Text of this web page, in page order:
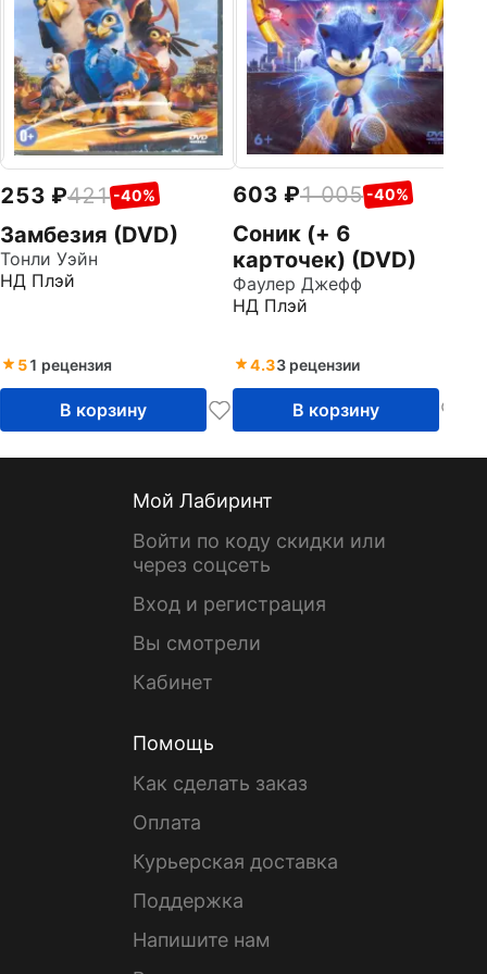
253 421 -40%
Замбезия (DVD)
Тонли Уэйн
НД Плэй
51 рецензия
В корзину
603 1 005 -40%
Соник (+ 6
карточек) (DVD)
Фаулер Джефф
НД Плэй
4.33 рецензии
В корзину
Мой Лабиринт
Войти по коду скидки или
через соцсеть
Вход и регистрация
Вы смотрели
Кабинет
Помощь
Как сделать заказ
Оплата
Курьерская доставка
Поддержка
Напишите нам